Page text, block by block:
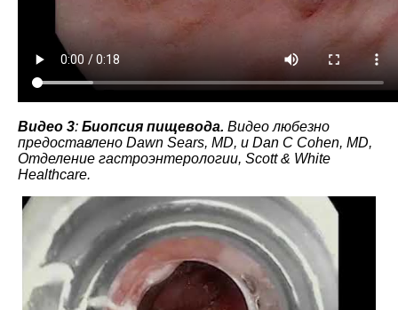
Видео 3: Биопсия пищевода. Видео любезно
предоставлено Dawn Sears, MD, и Dan C Cohen, MD,
Отделение гастроэнтерологии, Scott & White
Healthcare.